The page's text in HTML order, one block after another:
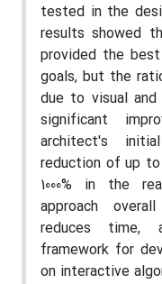
tested in the
results showed
provided the
goals, but the
due to visual and
significant
architect's
reduction of up to
1000% in the
approach
reduces time,
framework for
on interactive